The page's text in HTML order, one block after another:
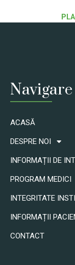
Navigare
ACASĂ
DESPRE NOI
INFORMAȚII DE
PROGRAM MEDICI
INTEGRITATE
INFORMAȚII
CONTACT